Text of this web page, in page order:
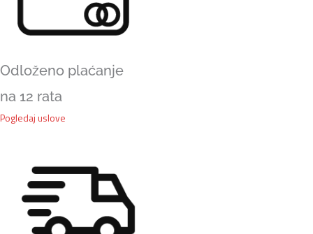
Odloženo plaćanje
na 12 rata
Pogledaj uslove